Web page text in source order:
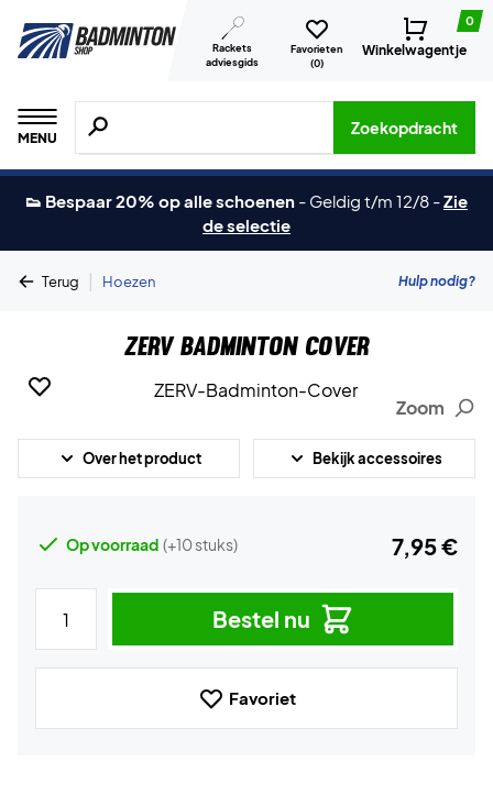
Rackets
adviesgids
Favorieten
(0)
0
Winkelwagentje
MENU
Zoeken naar producten, merken etc.
Zoekopdracht
👟 Bespaar 20% op alle schoenen - Geldig t/m 12/8 -Zie
de selectie
Terug | Hoezen Hulp nodig?
ZERV Badminton Cover
Zoom
Over het product Bekijk accessoires
Op voorraad (+10 stuks) 7,95 €
Bestel nu
Favoriet